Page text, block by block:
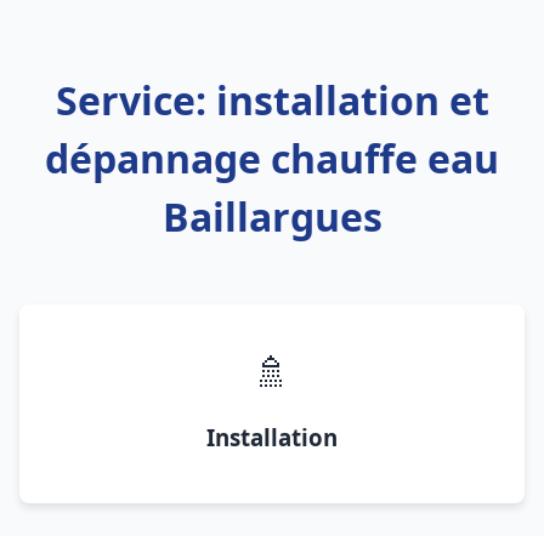
Service: installation et
dépannage chauffe eau
Baillargues
🚿
Installation